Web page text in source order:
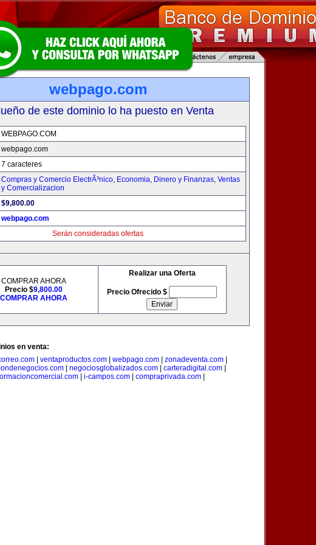
webpago.com
de este dominio lo ha puesto en Venta
WEBPAGO.COM
webpago.com
7 caracteres
Compras y Comercio ElectrÃ³nico, Economia, Dinero y Finanzas, Ventas
y Comercializacion
$9,800.00
webpago.com
Serán consideradas ofertas
COMPRAR AHORA
Precio $9,800.00
COMPRAR AHORA
Realizar una Oferta
Precio Ofrecido $
en venta:
ventaproductos.com webpago.com zonadeventa.com
| negociosglobalizados.com| carteradigital.com|
| i-campos.com| compraprivada.com|